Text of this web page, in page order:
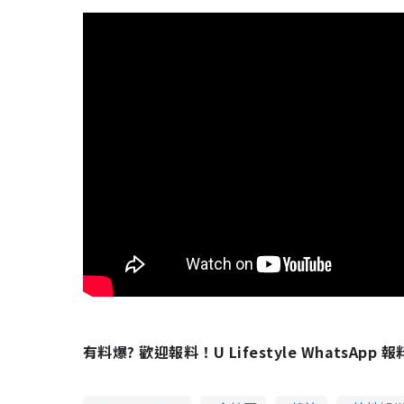
有料爆? 歡迎報料！U Lifestyle WhatsApp 報